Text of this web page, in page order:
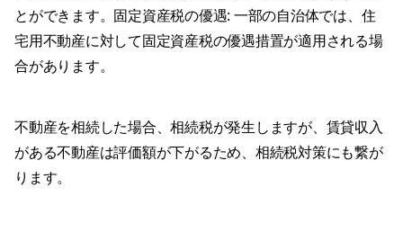
とができます。固定資産税の優遇: 一部の自治体では、住
宅用不動産に対して固定資産税の優遇措置が適用される場
合があります。
不動産を相続した場合、相続税が発生しますが、賃貸収入
がある不動産は評価額が下がるため、相続税対策にも繋が
ります。